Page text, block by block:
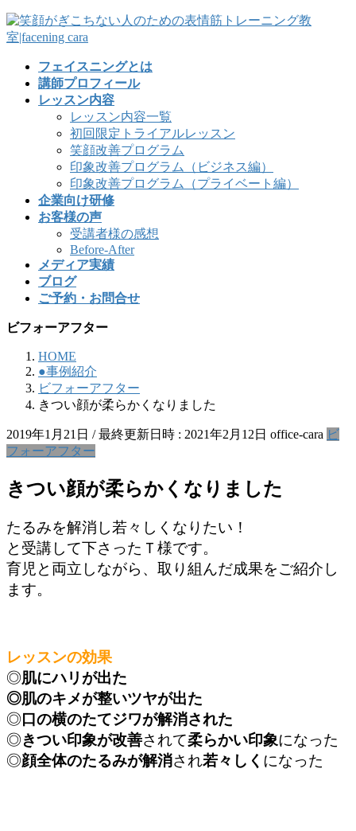
フェイスニングとは
講師プロフィール
レッスン内容
レッスン内容一覧
初回限定トライアルレッスン
笑顔改善プログラム
印象改善プログラム（ビジネス編）
印象改善プログラム（プライベート編）
企業向け研修
お客様の声
受講者様の感想
Before-After
メディア実績
ブログ
ご予約・お問合せ
ビフォーアフター
HOME
●事例紹介
ビフォーアフター
きつい顔が柔らかくなりました
2019年1月21日 / 最終更新日時 : 2021年2月12日 office-cara ビ
フォーアフター
きつい顔が柔らかくなりました
たるみを解消し若々しくなりたい！
と受講して下さったＴ様です。
育児と両立しながら、取り組んだ成果をご紹介し
ます。
レッスンの効果
◎肌にハリが出た
◎肌のキメが整いツヤが出た
◎ 口の横のたてジワが解消された
◎きつい印象が改善されて柔らかい印象になった
◎顔全体のたるみが解消され若々しく になった